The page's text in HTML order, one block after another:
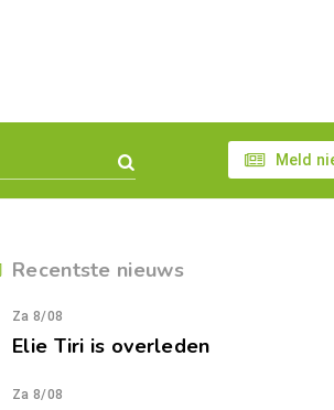
Meld
Recentste nieuws
Za 8/08
Elie Tiri is overleden
Za 8/08